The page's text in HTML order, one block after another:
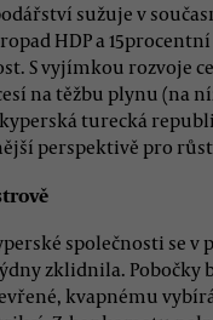
sužuje v
HDP a 15procentní
S vyjímkou rozvoje
na těžbu plynu (na
turecká
perspektivě pro
společnosti se v
zklidnila. Pobočky
kvapnému